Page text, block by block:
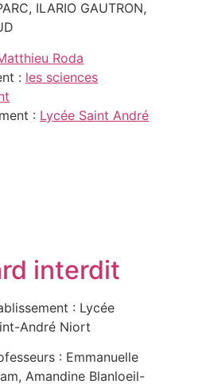
ILARIO GAUTRON,
Roda
: les sciences
: Lycée Saint André
interdit
: Lycée
André Niort
: Emmanuelle
Amandine Blanloeil-